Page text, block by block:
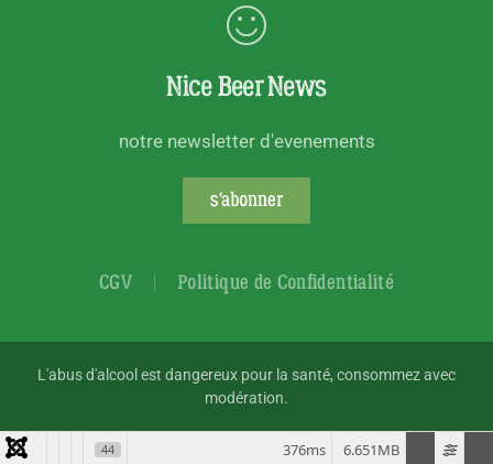
Nice Beer News
notre newsletter d'evenements
s'abonner
CGV Politique de Confidentialité
L'abus d'alcool est dangereux pour la santé, consommez avec
modération.
44 6.651MB
376ms